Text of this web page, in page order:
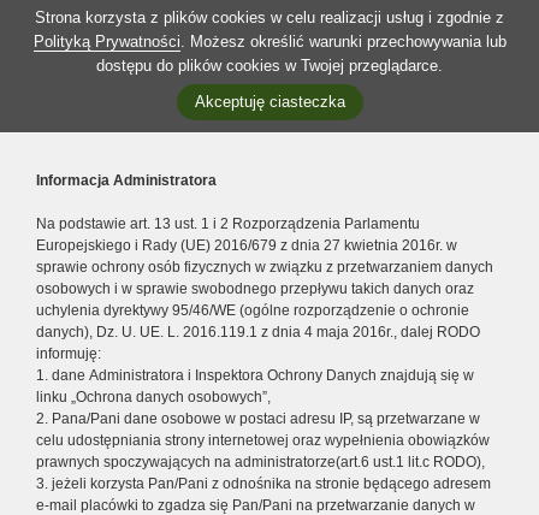
Strona korzysta z plików cookies w celu realizacji usług i zgodnie z
Polityką Prywatności. Możesz określić warunki przechowywania lub
dostępu do plików cookies w Twojej przeglądarce.
Akceptuję ciasteczka
Informacja Administratora
Na podstawie art. 13 ust. 1 i 2 Rozporządzenia Parlamentu
Europejskiego i Rady (UE) 2016/679 z dnia 27 kwietnia 2016r. w
sprawie ochrony osób fizycznych w związku z przetwarzaniem danych
osobowych i w sprawie swobodnego przepływu takich danych oraz
uchylenia dyrektywy 95/46/WE (ogólne rozporządzenie o ochronie
danych), Dz. U. UE. L. 2016.119.1 z dnia 4 maja 2016r., dalej RODO
informuję:
1. dane Administratora i Inspektora Ochrony Danych znajdują się w
linku „Ochrona danych osobowych”,
2. Pana/Pani dane osobowe w postaci adresu IP, są przetwarzane w
celu udostępniania strony internetowej oraz wypełnienia obowiązków
prawnych spoczywających na administratorze(art.6 ust.1 lit.c RODO),
3. jeżeli korzysta Pan/Pani z odnośnika na stronie będącego adresem
e-mail placówki to zgadza się Pan/Pani na przetwarzanie danych w